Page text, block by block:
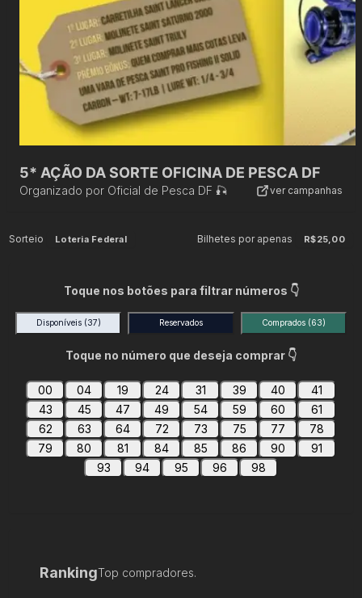
5* AÇÃO DA SORTE OFICINA DE PESCA DF
Organizado por Oficial de Pesca DF 🎣 ver campanhas
Sorteio Loteria Federal Bilhetes por apenas R$25,00
Toque nos botões para filtrar números 👇
Disponíveis (37) Reservados Comprados (63)
Toque no número que deseja comprar 👇
00 04 19 24 31 39 40
41
43
45 47 49 54 59 60
61
62
63 64 72 73 75 77
78
79
80 81 84 85 86 90
91
93
94 95 96 98
RankingTop compradores.